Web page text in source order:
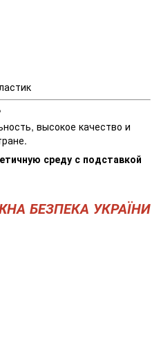
высокое качество и
среду с подставкой
БЕЗПЕКА УКРАЇНИ